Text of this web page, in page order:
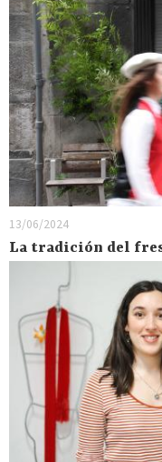
13/06/2024
La tradición del